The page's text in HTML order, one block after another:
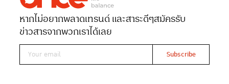
เรื่องณัฐฐาภรณ์ ศิริสลุง
Date 08-06-2025Views 1339
หากไม่อยากพลาดเทรนด์ และสาระดีๆสมัครรับ
ข่าวสารจากพวกเราได้เลย